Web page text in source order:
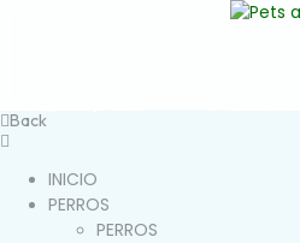
Back
INICIO
PERROS
PERROS